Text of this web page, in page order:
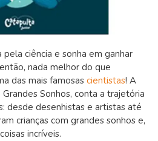
pela ciência e sonha em ganhar
nada melhor do que
das mais famosas cientistas! A
Sonhos, conta a trajetória
desde desenhistas e artistas até
crianças com grandes sonhos e,
incríveis.